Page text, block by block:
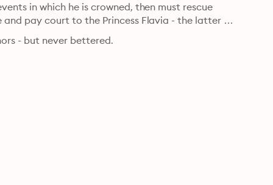
in which he is crowned, then must rescue
pay court to the Princess Flavia - the latter